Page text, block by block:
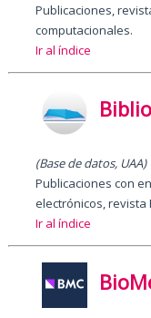
Publicaciones,
computacionales.
Ir al índice
(Base de datos, UAA)
Publicaciones con
electrónicos, revista
Ir al índice